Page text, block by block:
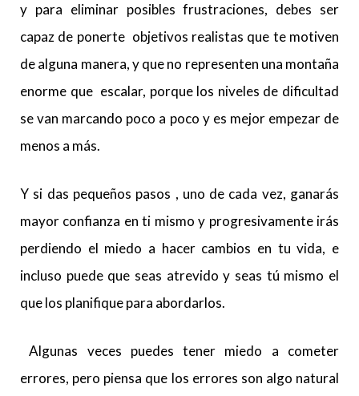
y para eliminar posibles frustraciones, debes ser
capaz de ponerte objetivos realistas que te motiven
de alguna manera, y que no representen una montaña
enorme que escalar, porque los niveles de dificultad
se van marcando poco a poco y es mejor empezar de
menos a más.
Y si das pequeños pasos , uno de cada vez, ganarás
mayor confianza en ti mismo y progresivamente irás
perdiendo el miedo a hacer cambios en tu vida, e
incluso puede que seas atrevido y seas tú mismo el
que los planifique para abordarlos.
Algunas veces puedes tener miedo a cometer
errores, pero piensa que los errores son algo natural